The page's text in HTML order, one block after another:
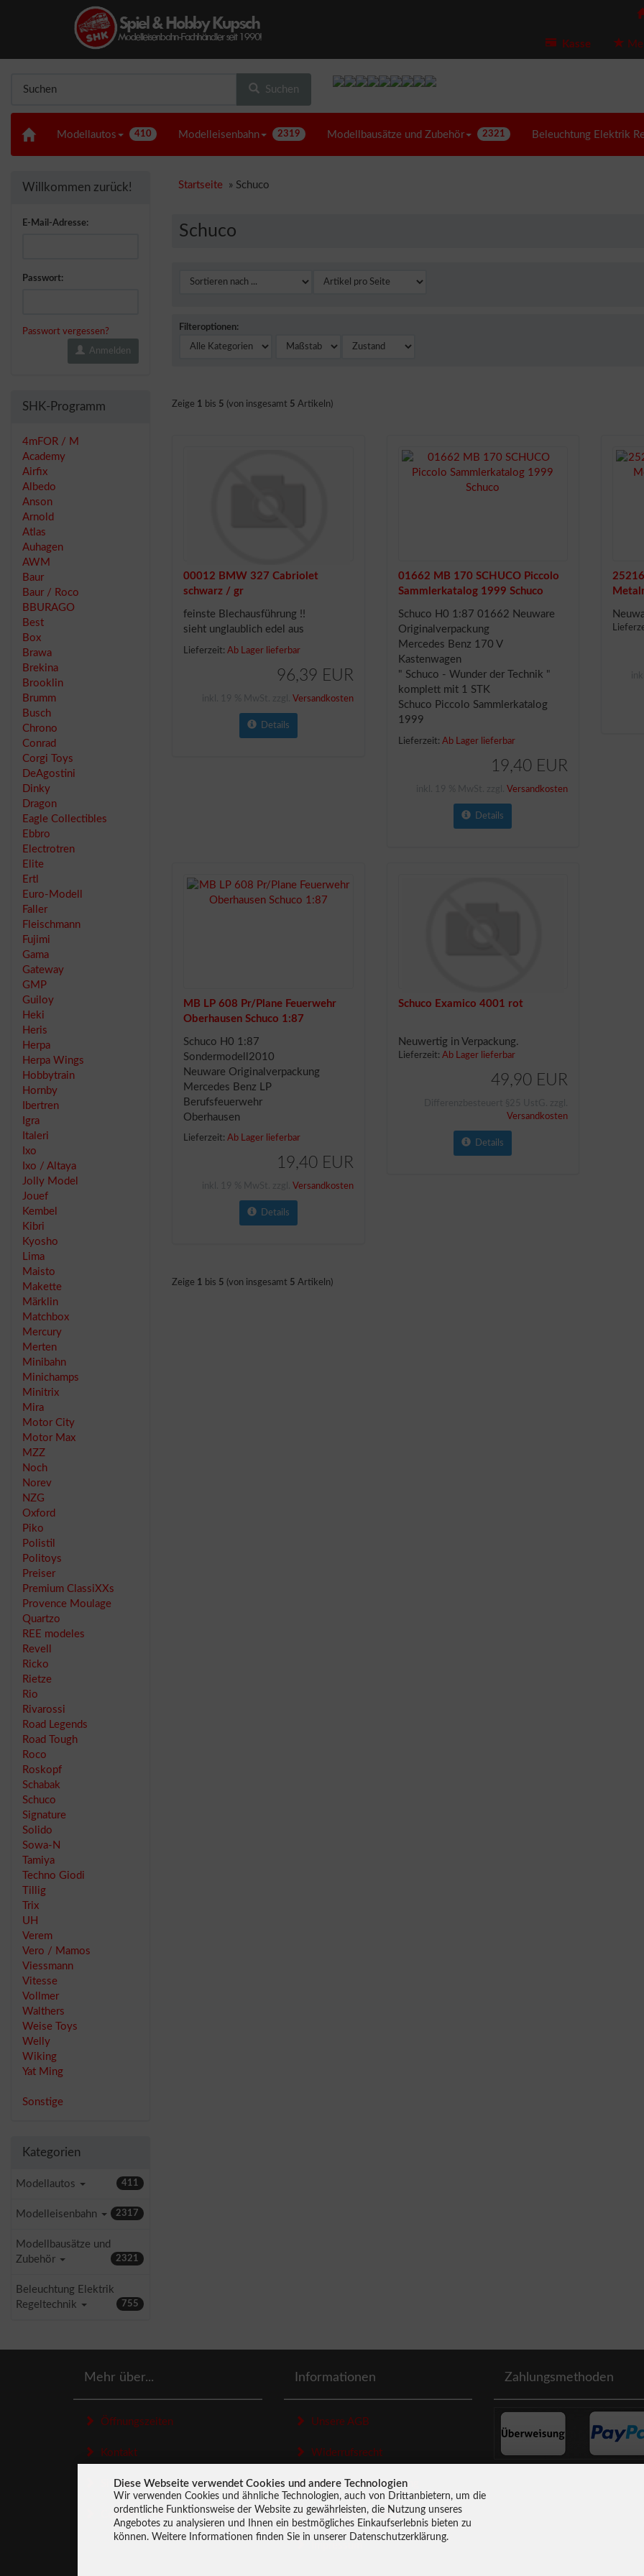
Kasse
Suchen
Modellautos 410 Modelleisenbahn 2319 Modellbausätze und Zubehör 2321 Beleuchtung Elektrik
Willkommen zurück!
E-Mail-Adresse:
Passwort:
Passwort vergessen?
Anmelden
SHK-Programm
4mFOR / M
Academy
Airfix
Albedo
Anson
Arnold
Atlas
Auhagen
AWM
Baur
Baur / Roco
BBURAGO
Best
Box
Brawa
Brekina
Brooklin
Brumm
Busch
Chrono
Conrad
Corgi Toys
DeAgostini
Dinky
Dragon
Eagle Collectibles
Ebbro
Electrotren
Elite
Ertl
Euro-Modell
Faller
Fleischmann
Fujimi
Gama
Gateway
GMP
Guiloy
Heki
Heris
Herpa
Herpa Wings
Hobbytrain
Hornby
Ibertren
Igra
Italeri
Ixo
Ixo / Altaya
Jolly Model
Jouef
Kembel
Kibri
Kyosho
Lima
Maisto
Makette
Märklin
Matchbox
Mercury
Merten
Minibahn
Minichamps
Minitrix
Mira
Motor City
Motor Max
MZZ
Noch
Norev
NZG
Oxford
Piko
Polistil
Politoys
Preiser
Premium ClassiXXs
Provence Moulage
Quartzo
REE modeles
Revell
Ricko
Rietze
Rio
Rivarossi
Road Legends
Road Tough
Roco
Roskopf
Schabak
Schuco
Signature
Solido
Sowa-N
Tamiya
Techno Giodi
Tillig
Trix
UH
Verem
Vero / Mamos
Viessmann
Vitesse
Vollmer
Walthers
Weise Toys
Welly
Wiking
Yat Ming
Sonstige
Kategorien
Modellautos 411
Modelleisenbahn 2317
Modellbausätze und
Zubehör
2321
Beleuchtung Elektrik
Regeltechnik
755
Startseite » Schuco
Schuco
Filteroptionen:
Zeige 1 bis 5 (von insgesamt 5 Artikeln)
00012 BMW 327 Cabriolet
schwarz / gr
feinste Blechausführung !!
sieht unglaublich edel aus
Lieferzeit: Ab Lager lieferbar
96,39 EUR
Versandkosten
Details
01662 MB 170 SCHUCO Piccolo
Sammlerkatalog 1999 Schuco
Schuco H0 1:87 01662 Neuware
Originalverpackung
Mercedes Benz 170 V
Kastenwagen
" Schuco - Wunder der Technik "
komplett mit 1 STK
Schuco Piccolo Sammlerkatalog
1999
Lieferzeit: Ab Lager lieferbar
19,40 EUR
inkl. 19 % MwSt. zzgl.Versandkosten
Details
MB LP 608 Pr/Plane Feuerwehr
Oberhausen Schuco 1:87
Schuco H0 1:87
Sondermodell2010
Neuware Originalverpackung
Mercedes Benz LP
Berufsfeuerwehr
Oberhausen
Lieferzeit: Ab Lager lieferbar
19,40 EUR
Versandkosten
Details
Schuco Examico 4001 rot
Neuwertig in Verpackung.
Lieferzeit: Ab Lager lieferbar
49,90 EUR
Versandkosten
Details
Zeige 1 bis 5 (von insgesamt 5 Artikeln)
Mehr über...
Öffnungszeiten
Kontakt
Sitemap
Cookie Einstellungen
Informationen
Unsere AGB
Widerrufsrecht
Datenschutzerklaerung
Zahlung & Versand
Zahlungsmethoden
Diese Webseite verwendet Cookies und andere Technologien
Wir verwenden Cookies und ähnliche Technologien, auch von Drittanbietern, um die
ordentliche Funktionsweise der Website zu gewährleisten, die Nutzung unseres
Angebotes zu analysieren und Ihnen ein bestmögliches Einkaufserlebnis bieten zu
können. Weitere Informationen finden Sie in unserer Datenschutzerklärung.